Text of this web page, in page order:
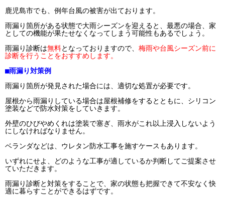
鹿児島市でも、例年台風の被害が出ております。
雨漏り箇所がある状態で大雨シーズンを迎えると、最悪の場合、家
としての機能が果たせなくなってしまう可能性もあるでしょう。
雨漏り診断は無料となっておりますので、 梅雨や台風シーズン前に
診断を行うことをおすすめします。
■雨漏り対策例
雨漏り箇所が発見された場合には、適切な処置が必要です。
屋根から雨漏りしている場合は屋根補修をするとともに、シリコン
塗装などで防水対策をしていきます。
外壁のひびやめくれは塗装で塞ぎ、雨水がこれ以上浸入しないよう
にしなければなりません。
ベランダなどは、ウレタン防水工事を施すケースもあります。
いずれにせよ、どのような工事が適しているか判断してご提案させ
ていただきます。
雨漏り診断と対策をすることで、家の状態も把握できて不安なく快
適に暮らすことができるはずです。